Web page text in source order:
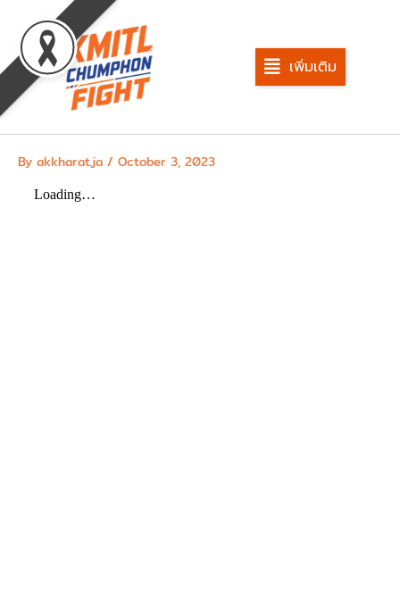
content
เพิ่มเติม
By akkharat.ja / October 3, 2023